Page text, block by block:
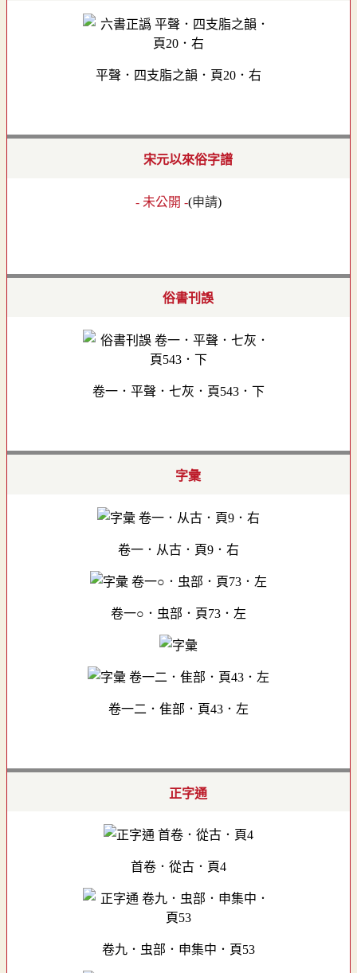
平聲．四支脂之韻．頁20．右
宋元以來俗字譜
- 未公開 -(申請)
俗書刊誤
卷一．平聲．七灰．頁543．下
字彙
卷一．从古．頁9．右
卷一○．虫部．頁73．左
卷一二．隹部．頁43．左
正字通
首卷．從古．頁4
卷九．虫部．申集中．頁53